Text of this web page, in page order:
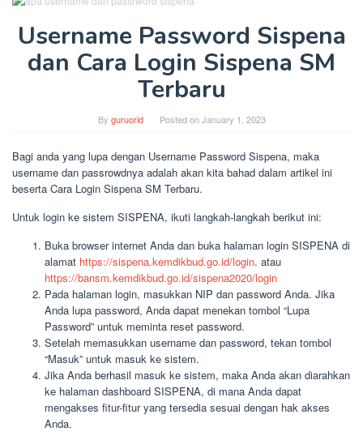
Username Password Sispena
dan Cara Login Sispena SM
Terbaru
By guruorid Posted onJanuary 1, 2023
Bagi anda yang lupa dengan Username Password Sispena, maka
username dan passrowdnya adalah akan kita bahad dalam artikel ini
beserta Cara Login Sispena SM Terbaru.
Untuk login ke sistem SISPENA, ikuti langkah-langkah berikut ini:
Buka browser internet Anda dan buka halaman login SISPENA di
alamat https://sispena.kemdikbud.go.id/login. atau
https://bansm.kemdikbud.go.id/sispena2020/login
Pada halaman login, masukkan NIP dan password Anda. Jika
Anda lupa password, Anda dapat menekan tombol “Lupa
Password” untuk meminta reset password.
Setelah memasukkan username dan password, tekan tombol
“Masuk” untuk masuk ke sistem.
Jika Anda berhasil masuk ke sistem, maka Anda akan diarahkan
ke halaman dashboard SISPENA, di mana Anda dapat
mengakses fitur-fitur yang tersedia sesuai dengan hak akses
Anda.